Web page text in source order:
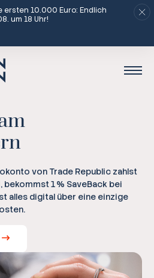
ersten 10.000 Euro: Endlich
um 18 Uhr!
von Trade Republic zahlst
1 % SaveBack bei
alles digital über eine einzige